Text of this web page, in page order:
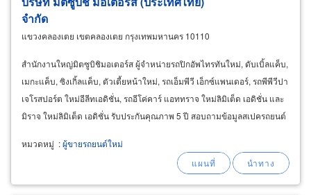
จำกัด
แขวงคลองเตย เขตคลองเตย กรุงเทพมหานคร 10110
สำนักงานใหญ่มิตซูบิชิมอเตอร์ส ผู้จำหน่ายรถปิกอัพไทรทันใหม่, ดับเบิ้ลแค็บ,
เมกะแค็บ, ซิงเกิ้ลแค็บ, ตัวเตี้ยหน้าใหม่, รถเอ็มพีวี เอ็กซ์แพนเดอร์, รถพีพีวีปา
เจโรสปอร์ต ใหม่อีลีทเอดิชั่น, รถอีโค่คาร์ แอททราจ ใหม่ลิมิเต็ด เอดิชั่น และ
มิราจ ใหม่ลิมิเต็ด เอดิชั่น รับประกันคุณภาพ 5 ปี สอบถามข้อมูลสเปครถยนต์
หมวดหมู่ :ผู้ขายรถยนต์ใหม่